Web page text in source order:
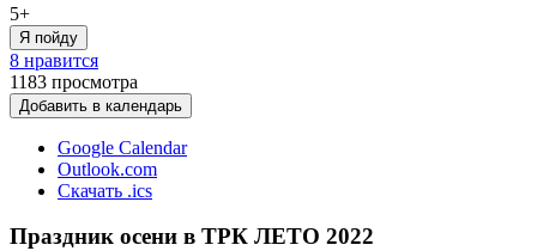
5+
Я пойду
8 нравится
1183 просмотра
Добавить в календарь
Google Calendar
Outlook.com
Скачать .ics
Праздник осени в ТРК ЛЕТО 2022